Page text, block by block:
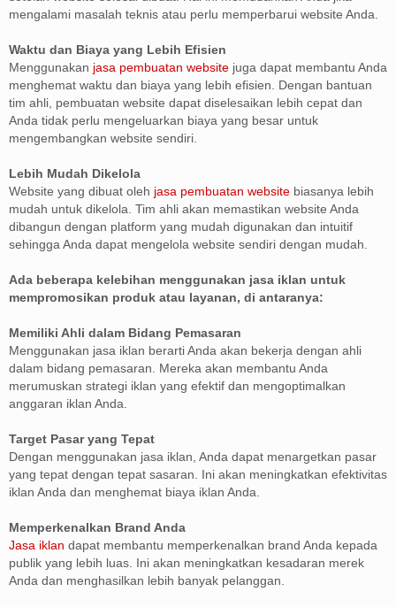
mengalami masalah teknis atau perlu memperbarui website Anda.
Waktu dan Biaya yang Lebih Efisien
Menggunakan jasa pembuatan website juga dapat membantu Anda
menghemat waktu dan biaya yang lebih efisien. Dengan bantuan
tim ahli, pembuatan website dapat diselesaikan lebih cepat dan
Anda tidak perlu mengeluarkan biaya yang besar untuk
mengembangkan website sendiri.
Lebih Mudah Dikelola
Website yang dibuat oleh jasa pembuatan website biasanya lebih
mudah untuk dikelola. Tim ahli akan memastikan website Anda
dibangun dengan platform yang mudah digunakan dan intuitif
sehingga Anda dapat mengelola website sendiri dengan mudah.
Ada beberapa kelebihan menggunakan jasa iklan untuk
mempromosikan produk atau layanan, di antaranya:
Memiliki Ahli dalam Bidang Pemasaran
Menggunakan jasa iklan berarti Anda akan bekerja dengan ahli
dalam bidang pemasaran. Mereka akan membantu Anda
merumuskan strategi iklan yang efektif dan mengoptimalkan
anggaran iklan Anda.
Target Pasar yang Tepat
Dengan menggunakan jasa iklan, Anda dapat menargetkan pasar
yang tepat dengan tepat sasaran. Ini akan meningkatkan efektivitas
iklan Anda dan menghemat biaya iklan Anda.
Memperkenalkan Brand Anda
Jasa iklan dapat membantu memperkenalkan brand Anda kepada
publik yang lebih luas. Ini akan meningkatkan kesadaran merek
Anda dan menghasilkan lebih banyak pelanggan.